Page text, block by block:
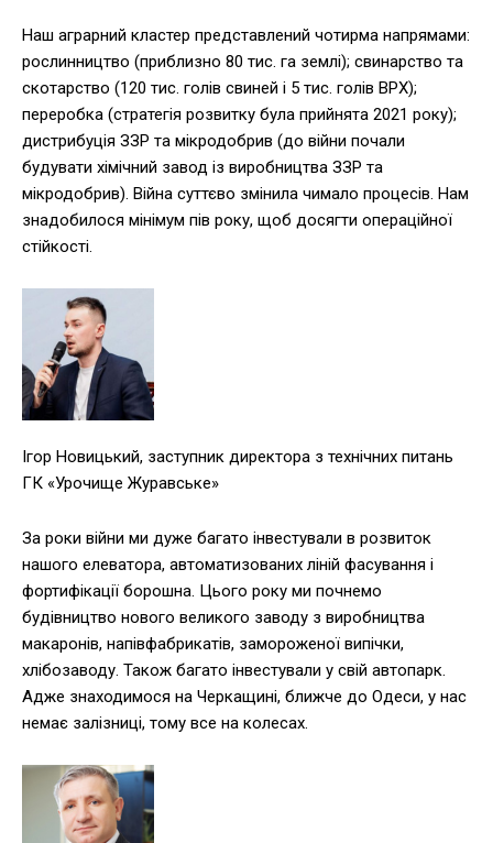
Наш аграрний кластер представлений чотирма напрямами:
рослинництво (приблизно 80 тис. га землі); свинарство та
скотарство (120 тис. голів свиней і 5 тис. голів ВРХ);
переробка (стратегія розвитку була прийнята 2021 року);
дистрибуція ЗЗР та мікродобрив (до війни почали
будувати хімічний завод із виробництва ЗЗР та
мікродобрив). Війна суттєво змінила чимало процесів. Нам
знадобилося мінімум пів року, щоб досягти операційної
стійкості.
Ігор Новицький, заступник директора з технічних питань
ГК «Урочище Журавське»
За роки війни ми дуже багато інвестували в розвиток
нашого елеватора, автоматизованих ліній фасування і
фортифікації борошна. Цього року ми почнемо
будівництво нового великого заводу з виробництва
макаронів, напівфабрикатів, замороженої випічки,
хлібозаводу. Також багато інвестували у свій автопарк.
Адже знаходимося на Черкащині, ближче до Одеси, у нас
немає залізниці, тому все на колесах.